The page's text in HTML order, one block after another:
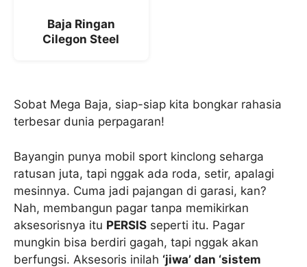
Baja Ringan
Cilegon Steel
Sobat Mega Baja, siap-siap kita bongkar rahasia
terbesar dunia perpagaran!
Bayangin punya mobil sport kinclong seharga
ratusan juta, tapi nggak ada roda, setir, apalagi
mesinnya. Cuma jadi pajangan di garasi, kan?
Nah, membangun pagar tanpa memikirkan
aksesorisnya itu PERSIS seperti itu. Pagar
mungkin bisa berdiri gagah, tapi nggak akan
berfungsi. Aksesoris inilah ‘jiwa’ dan ‘sistem